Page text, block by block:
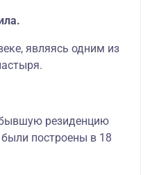
являясь одним из
резиденцию
построены в 18